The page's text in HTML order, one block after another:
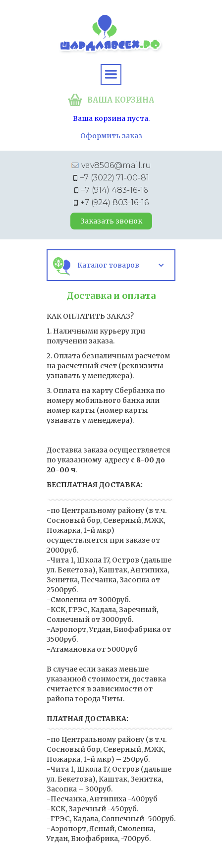
ВАША КОРЗИНА
Ваша корзина пуста.
Оформить заказ
vav8506@mail.ru
+7 (3022) 71-00-81
+7 (914) 483-16-16
+7 (924) 803-16-16
Заказать звонок
Каталог товаров
Доставка и оплата
КАК ОПЛАТИТЬ ЗАКАЗ?
1. Наличными курьеру при
получении заказа.
2. Оплата безналичным расчетом
на расчетный счет (реквизиты
узнавать у менеджера).
3. Оплата на карту Сбербанка по
номеру мобильного банка или
номер карты (номер карты
узнавать у менеджера).
Доставка заказа осуществляется
по указанному адресу с 8-00 до
20-00 ч.
БЕСПЛАТНАЯ ДОСТАВКА:
-по Центральному району (в т.ч.
Сосновый бор, Северный, МЖК,
Пожарка, 1-й мкр)
осуществляется при заказе от
2000руб.
-Чита 1, Школа 17, Остров (дальше
ул. Бекетова), Каштак, Антипиха,
Зенитка, Песчанка, Засопка от
2500руб.
-Смоленка от 3000руб.
-КСК, ГРЭС, Кадала, Заречный,
Солнечный от 3000руб.
-Аэропорт, Угдан, Биофабрика от
3500руб.
-Атамановка от 5000руб
В случае если заказ меньше
указанной стоимости, доставка
считается в зависимости от
района города Читы.
ПЛАТНАЯ ДОСТАВКА:
-по Центральному району (в т.ч.
Сосновый бор, Северный, МЖК,
Пожарка, 1-й мкр) – 250руб.
-Чита 1, Школа 17, Остров (дальше
ул. Бекетова), Каштак, Зенитка,
Засопка – 300руб.
-Песчанка, Антипиха -400руб
-КСК, Заречный -450руб.
-ГРЭС, Кадала, Солнечный-500руб.
-Аэропорт, Ясный, Смоленка,
Угдан, Биофабрика, -700руб.